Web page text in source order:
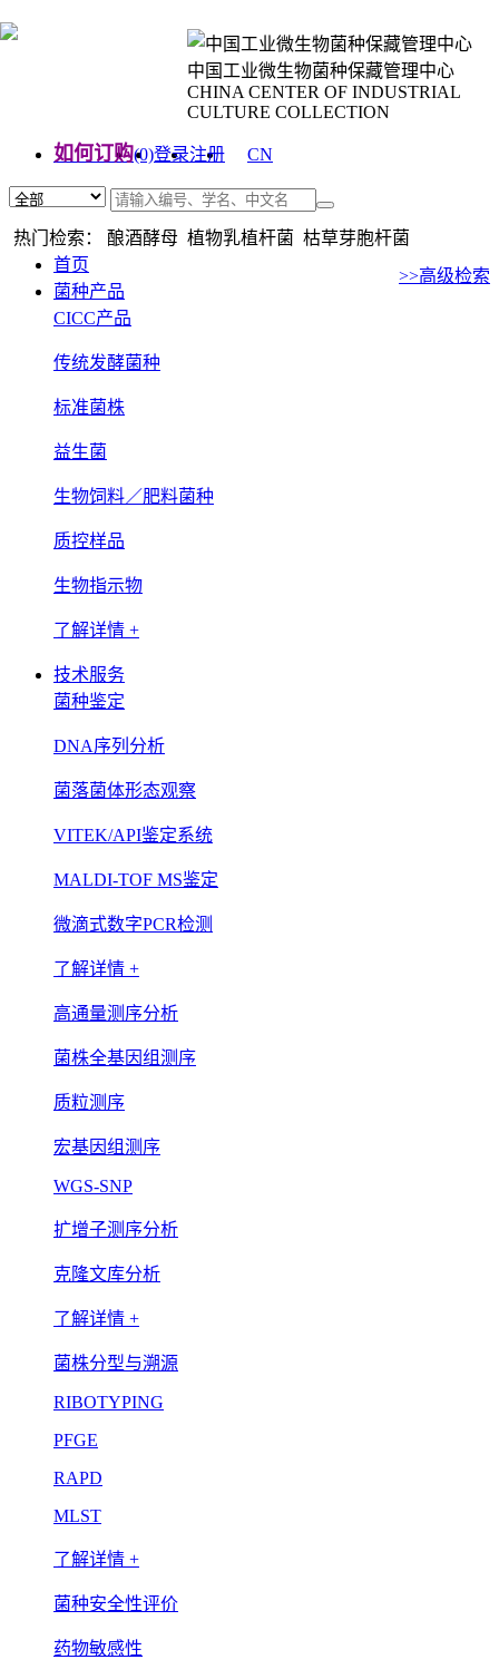
中国工业微生物菌种保藏管理中心
CHINA CENTER OF INDUSTRIAL
CULTURE COLLECTION
如何订购(0)登录注册
CN
热门检索： 酿酒酵母 植物乳植杆菌 枯草芽胞杆菌
>>高级检索
首页
菌种产品
CICC产品
传统发酵菌种
标准菌株
益生菌
生物饲料／肥料菌种
质控样品
生物指示物
了解详情 +
技术服务
菌种鉴定
DNA序列分析
菌落菌体形态观察
VITEK/API鉴定系统
MALDI-TOF MS鉴定
微滴式数字PCR检测
了解详情 +
高通量测序分析
菌株全基因组测序
质粒测序
宏基因组测序
WGS-SNP
扩增子测序分析
克隆文库分析
了解详情 +
菌株分型与溯源
RIBOTYPING
PFGE
RAPD
MLST
了解详情 +
菌种安全性评价
药物敏感性